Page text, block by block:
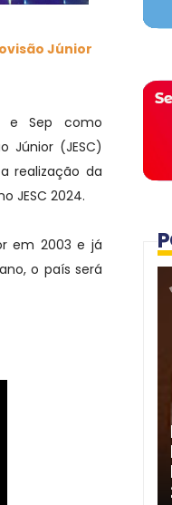
Júnior
e Sep como
Júnior (JESC)
realização da
JESC 2024.
em 2003 e já
o país será